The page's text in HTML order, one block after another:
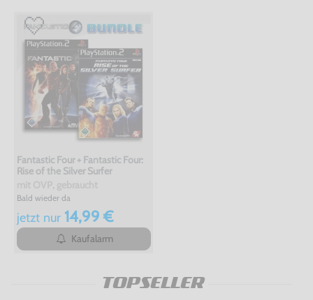
Fantastic Four + Fantastic Four:
Rise of the Silver Surfer
Bald wieder da
jetzt nur14,99 €
Kaufalarm
TOPSELLER